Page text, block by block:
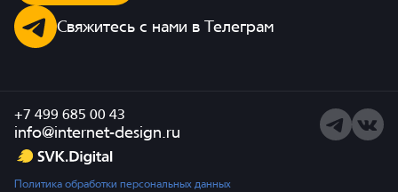
Свяжитесь с нами в Телеграм
Политика обработки персональных данных
+7 499 685 00 43
info@internet-design.ru
Telegram